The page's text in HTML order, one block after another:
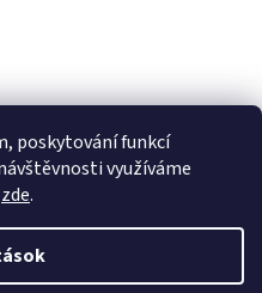
poskytování funkcí
využíváme
zde.